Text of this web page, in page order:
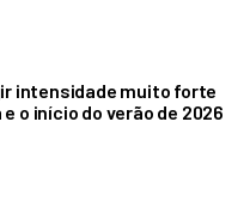
intensidade muito forte
o início do verão de 2026